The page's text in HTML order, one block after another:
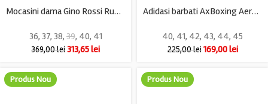
Mocasini dama Gino Rossi Rubber, piele, negru
36, 37, 38, 39, 40, 41
369,00lei313,65lei
Adidasi barbati AxBoxing Aero, imitație de piele, material textil, negru
40, 41, 42, 43, 44, 45
225,00lei 169,00lei
Produs Nou Produs Nou